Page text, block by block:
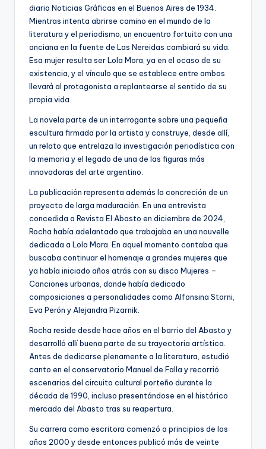
diario Noticias Gráficas en el Buenos Aires de 1934.
Mientras intenta abrirse camino en el mundo de la
literatura y el periodismo, un encuentro fortuito con una
anciana en la fuente de Las Nereidas cambiará su vida.
Esa mujer resulta ser Lola Mora, ya en el ocaso de su
existencia, y el vínculo que se establece entre ambos
llevará al protagonista a replantearse el sentido de su
propia vida.
La novela parte de un interrogante sobre una pequeña
escultura firmada por la artista y construye, desde allí,
un relato que entrelaza la investigación periodística con
la memoria y el legado de una de las figuras más
innovadoras del arte argentino.
La publicación representa además la concreción de un
proyecto de larga maduración. En una entrevista
concedida a Revista El Abasto en diciembre de 2024,
Rocha había adelantado que trabajaba en una nouvelle
dedicada a Lola Mora. En aquel momento contaba que
buscaba continuar el homenaje a grandes mujeres que
ya había iniciado años atrás con su disco Mujeres –
Canciones urbanas, donde había dedicado
composiciones a personalidades como Alfonsina Storni,
Eva Perón y Alejandra Pizarnik.
Rocha reside desde hace años en el barrio del Abasto y
desarrolló allí buena parte de su trayectoria artística.
Antes de dedicarse plenamente a la literatura, estudió
canto en el conservatorio Manuel de Falla y recorrió
escenarios del circuito cultural porteño durante la
década de 1990, incluso presentándose en el histórico
mercado del Abasto tras su reapertura.
Su carrera como escritora comenzó a principios de los
años 2000 y desde entonces publicó más de veinte